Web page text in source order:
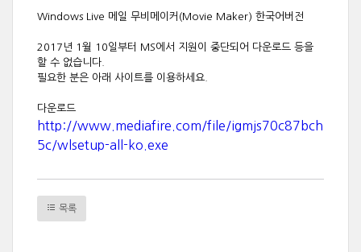
Windows Live 메일 무비메이커(Movie Maker) 한국어버전
2017년 1월 10일부터 MS에서 지원이 중단되어 다운로드 등을
할 수 없습니다.
필요한 분은 아래 사이트를 이용하세요.
다운로드
http://www.mediafire.com/file/igmjs70c87bch
5c/wlsetup-all-ko.exe
목록